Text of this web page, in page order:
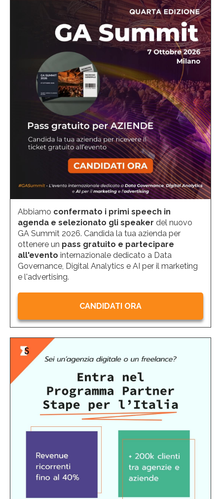
Abbiamo confermato i primi speech in
agenda e selezionato gli speaker del nuovo
GA Summit 2026. Candida la tua azienda per
ottenere un pass gratuito e partecipare
all'evento internazionale dedicato a Data
Governance, Digital Analytics e AI per il marketing
e l'advertising.
CANDIDATI ORA